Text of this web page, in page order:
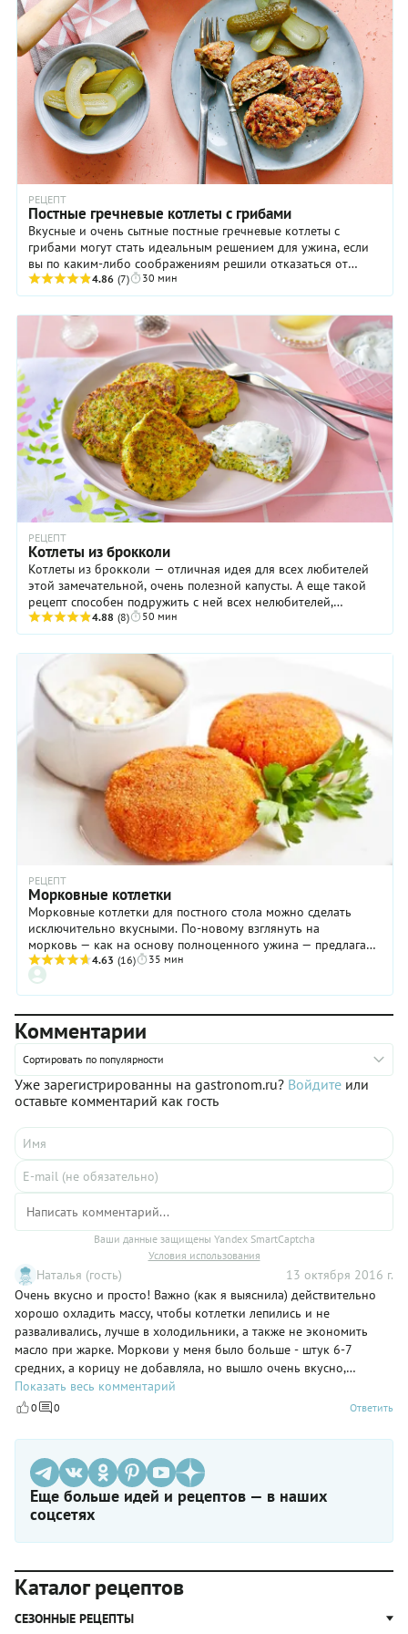
РЕЦЕПТ
Постные гречневые котлеты с грибами
Вкусные и очень сытные постные гречневые котлеты с
грибами могут стать идеальным решением для ужина, если
вы по каким-либо соображениям решили отказаться от
продуктов животного происхождения, на время ...
4.86 (7) 30 мин
РЕЦЕПТ
Котлеты из брокколи
Котлеты из брокколи — отличная идея для всех любителей
этой замечательной, очень полезной капусты. А еще такой
рецепт способен подружить с ней всех нелюбителей,
например, детей, которые нередко ...
4.88 (8) 50 мин
РЕЦЕПТ
Морковные котлетки
Морковные котлетки для постного стола можно сделать
исключительно вкусными. По-новому взглянуть на
морковь — как на основу полноценного ужина — предлагает
шеф-повар ресторана «Эларджи» Изо Дзандзава. Ее рецепт
прост, понятен и доступен даже неопытному кулинару. Все
по-разному готовят морковные котлетки. Многие рецепты
предполагают предварительную варку моркови, что
существенно удлиняет процесс. В нашем рецепте все
происходит быстрее, потому что морковку мы будем жарить.
Особый бонус — простой соус из шампиньонов, который вы
можете взять на заметку не только для морковных котлеток
и не только для постного стола.
4.63 (16) 35 мин
Комментарии
Сортировать по популярности
Уже зарегистрированны на gastronom.ru? Войдите или
оставьте комментарий как гость
Ваши данные защищены Yandex SmartCaptcha
Условия использования
Наталья (гость)
13 октября 2016 г.
Очень вкусно и просто! Важно (как я выяснила) действительно
хорошо охладить массу, чтобы котлетки лепились и не
разваливались, лучше в холодильники, а также не экономить
масло при жарке. Моркови у меня было больше - штук 6-7
средних, а корицу не добавляла, но вышло очень вкусно,
поливаю вареньем. Ямм! спасибо за рецепт!
Показать весь комментарий
0 0 Ответить
Еще больше идей и рецептов — в наших
соцсетях
Каталог рецептов
СЕЗОННЫЕ РЕЦЕПТЫ